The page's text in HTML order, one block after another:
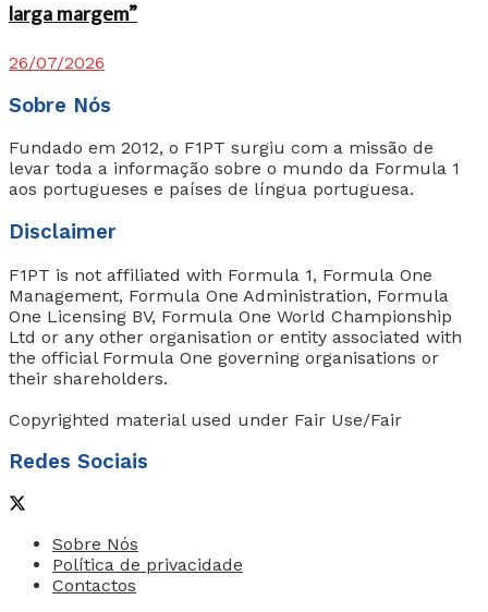
larga margem”
26/07/2026
Sobre Nós
Fundado em 2012, o F1PT surgiu com a missão de
levar toda a informação sobre o mundo da Formula 1
aos portugueses e países de língua portuguesa.
Disclaimer
F1PT is not affiliated with Formula 1, Formula One
Management, Formula One Administration, Formula
One Licensing BV, Formula One World Championship
Ltd or any other organisation or entity associated with
the official Formula One governing organisations or
their shareholders.
Copyrighted material used under Fair Use/Fair
Redes Sociais
Sobre Nós
Política de privacidade
Contactos